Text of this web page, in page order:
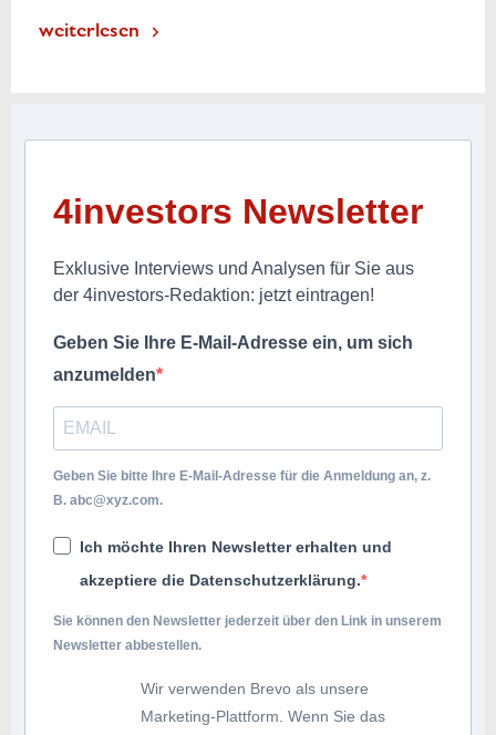
weiterlesen
4investors Newsletter
Exklusive Interviews und Analysen für Sie aus
der 4investors-Redaktion: jetzt eintragen!
Geben Sie Ihre E-Mail-Adresse ein, um sich
anzumelden
Geben Sie bitte Ihre E-Mail-Adresse für die Anmeldung an, z.
B. abc@xyz.com.
Ich möchte Ihren Newsletter erhalten und
akzeptiere die Datenschutzerklärung.
Sie können den Newsletter jederzeit über den Link in unserem
Newsletter abbestellen.
Wir verwenden Brevo als unsere
Marketing-Plattform. Wenn Sie das